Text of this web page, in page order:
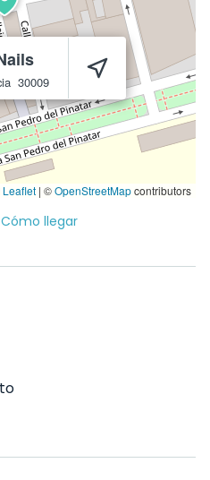
30009
Leaflet | ©OpenStreetMapcontributors
Cómo llegar